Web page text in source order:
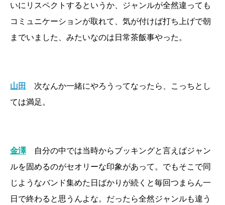
いにリスペクトするというか、ジャンルが全然違っても
コミュニケーションが取れて、気が付けば打ち上げで朝
までいました、みたいなのは日常茶飯事やった。
山田
次なんか一緒にやろうってなったら、こっちとし
ては満足。
金澤
自分の中では当時からブッキングと言えばジャン
ルを固めるのがセオリーな印象があって。でもそこで同
じようなバンド集めた日ばかりが続くと毎回つまらん一
日で終わると思うんよな。だったら全然ジャンルも違う